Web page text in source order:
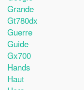
Grande
Gt780dx
Guerre
Guide
Gx700
Hands
Haut